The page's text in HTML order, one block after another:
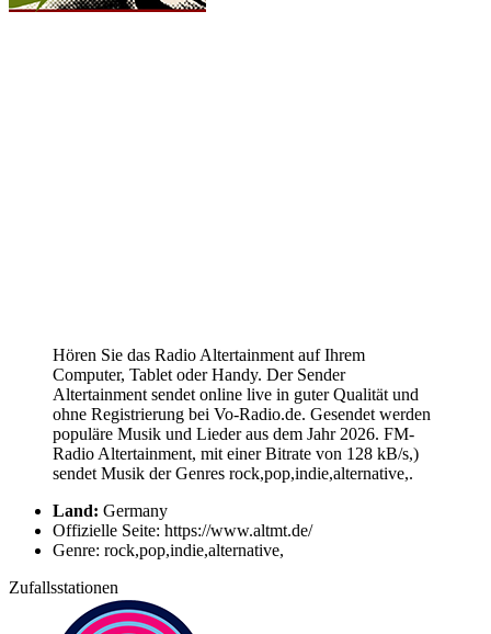
Hören Sie das Radio Altertainment auf Ihrem
Computer, Tablet oder Handy. Der Sender
Altertainment sendet online live in guter Qualität und
ohne Registrierung bei Vo-Radio.de. Gesendet werden
populäre Musik und Lieder aus dem Jahr 2026. FM-
Radio Altertainment, mit einer Bitrate von 128 kB/s,)
sendet Musik der Genres rock,pop,indie,alternative,.
Land: Germany
Offizielle Seite: https://www.altmt.de/
Genre: rock,pop,indie,alternative,
Zufallsstationen